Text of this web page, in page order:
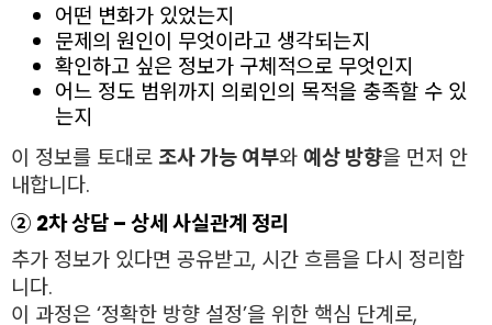
어떤 변화가 있었는지
문제의 원인이 무엇이라고 생각되는지
확인하고 싶은 정보가 구체적으로 무엇인지
어느 정도 범위까지 의뢰인의 목적을 충족할 수 있
는지
이 정보를 토대로 조사 가능 여부와 예상 방향을 먼저 안
내합니다.
② 2차 상담 – 상세 사실관계 정리
추가 정보가 있다면 공유받고, 시간 흐름을 다시 정리합
니다.
이 과정은 ‘정확한 방향 설정’을 위한 핵심 단계로,